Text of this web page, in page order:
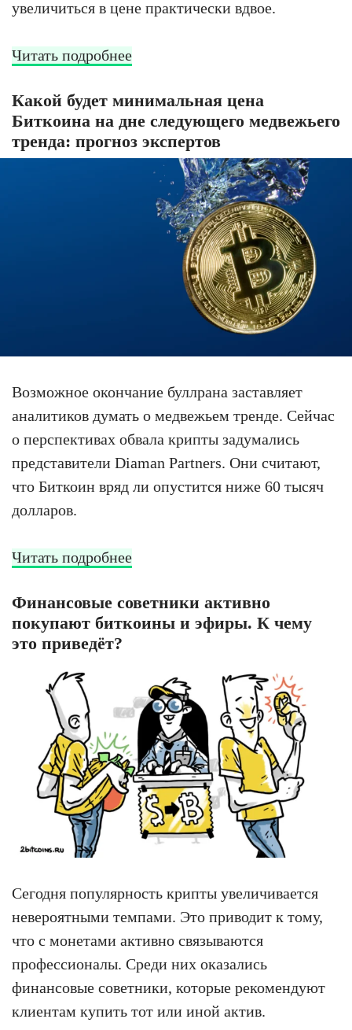
увеличиться в цене практически вдвое.
Читать подробнее
Какой будет минимальная цена
Биткоина на дне следующего медвежьего
тренда: прогноз экспертов
Возможное окончание буллрана заставляет
аналитиков думать о медвежьем тренде. Сейчас
о перспективах обвала крипты задумались
представители Diaman Partners. Они считают,
что Биткоин вряд ли опустится ниже 60 тысяч
долларов.
Читать подробнее
Финансовые советники активно
покупают биткоины и эфиры. К чему
это приведёт?
Сегодня популярность крипты увеличивается
невероятными темпами. Это приводит к тому,
что с монетами активно связываются
профессионалы. Среди них оказались
финансовые советники, которые рекомендуют
клиентам купить тот или иной актив.